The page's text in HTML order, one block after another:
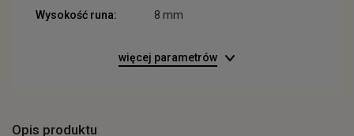
Wysokość runa:
8 mm
więcej parametrów
Opis produktu